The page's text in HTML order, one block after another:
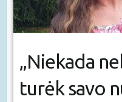
„Niekada
turėk savo